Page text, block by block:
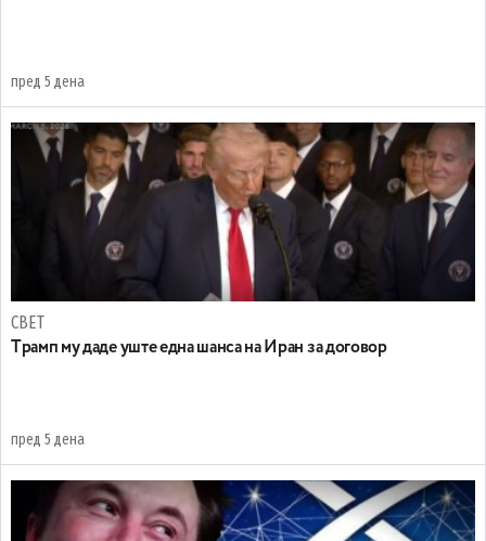
пред 5 дена
СВЕТ
Tрамп му даде уште една шанса на Иран за договор
пред 5 дена